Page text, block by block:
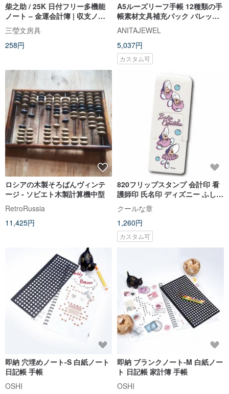
柴之助 / 25K 日付フリー多機能
ノート – 金運会計簿 | 収支ノー
ト SHK-54
三瑩文房具
258円
A5ルーズリーフ手帳 12種類の手
帳素材文具補充パック バレット
ジャーナル/家計簿/月+週プラン
ナー
ANITAJEWEL
5,037円
カスタム可
ロシアの木製そろばんヴィンテ
ージ - ソビエト木製計算機中型
RetroRussia
11,425円
820フリップスタンプ 会計印 看
護師印 氏名印 ディズニー ふしぎ
の国のアリス ヤングオイスター
クールな章
1,260円
カスタム可
即納 穴埋めノート-S 白紙ノート
日記帳 手帳
OSHI
即納 ブランクノート-M 白紙ノー
ト 日記帳 家計簿 手帳
OSHI